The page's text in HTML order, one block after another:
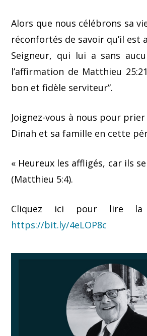
Alors que nous célébrons sa
réconfortés de savoir qu’il est
Seigneur, qui lui a sans
l’affirmation de Matthieu
bon et fidèle serviteur”.
Joignez-vous à nous pour
Dinah et sa famille en cette
« Heureux les affligés, car ils
(Matthieu 5:4).
Cliquez ici pour lire la
https://bit.ly/4eLOP8c